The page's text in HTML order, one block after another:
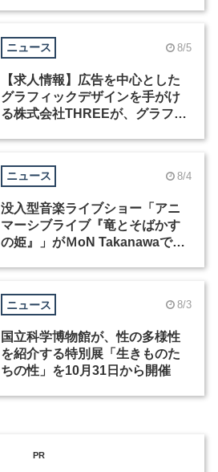
ニュース 8/5
【求人情報】広告を中心とした
グラフィックデザインを手がけ
る株式会社THREEが、グラフィ
ニュース 8/4
没入型音楽ライブショー「アニ
マーシブライブ『竜とそばかす
の姫』」がＭoN Takanawaで開
ニュース 8/3
国立科学博物館が、性の多様性
を紹介する特別展「生きものた
ちの性」を10月31日から開催
PR